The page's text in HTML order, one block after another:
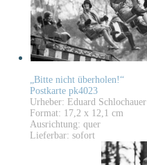
„Bitte nicht überholen!“
Postkarte pk4023
Urheber: Eduard Schlochauer
Format: 17,2 x 12,1 cm
Ausrichtung: quer
Lieferbar: sofort